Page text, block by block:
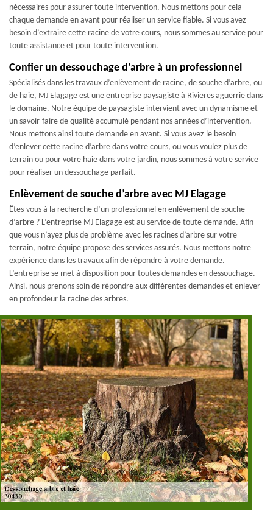
nécessaires pour assurer toute intervention. Nous mettons pour cela
chaque demande en avant pour réaliser un service fiable. Si vous avez
besoin d’extraire cette racine de votre cours, nous sommes au service pour
toute assistance et pour toute intervention.
Confier un dessouchage d’arbre à un professionnel
Spécialisés dans les travaux d’enlèvement de racine, de souche d’arbre, ou
de haie, MJ Elagage est une entreprise paysagiste à Rivieres aguerrie dans
le domaine. Notre équipe de paysagiste intervient avec un dynamisme et
un savoir-faire de qualité accumulé pendant nos années d’intervention.
Nous mettons ainsi toute demande en avant. Si vous avez le besoin
d’enlever cette racine d’arbre dans votre cours, ou vous voulez plus de
terrain ou pour votre haie dans votre jardin, nous sommes à votre service
pour réaliser un dessouchage parfait.
Enlèvement de souche d’arbre avec MJ Elagage
Êtes-vous à la recherche d’un professionnel en enlèvement de souche
d’arbre ? L’entreprise MJ Elagage est au service de toute demande. Afin
que vous n’ayez plus de problème avec les racines d’arbre sur votre
terrain, notre équipe propose des services assurés. Nous mettons notre
expérience dans les travaux afin de répondre à votre demande.
L’entreprise se met à disposition pour toutes demandes en dessouchage.
Ainsi, nous prenons soin de répondre aux différentes demandes et enlever
en profondeur la racine des arbres.